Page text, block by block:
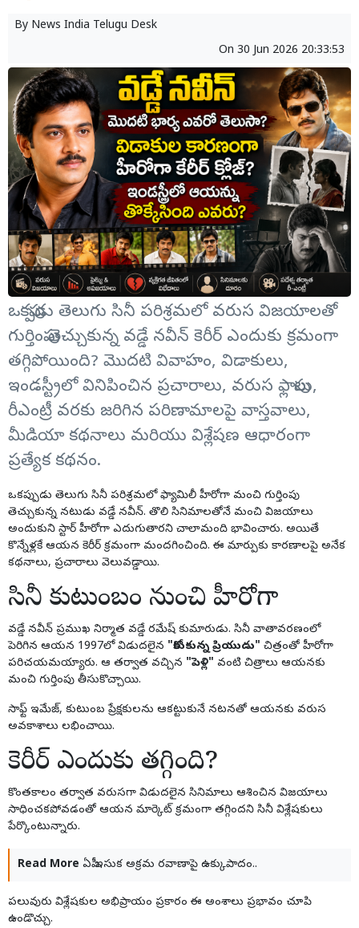
By News India Telugu Desk
On 30 Jun 2026 20:33:53
ఒకప్పుడు తెలుగు సినీ పరిశ్రమలో వరుస విజయాలతో
గుర్తింపు తెచ్చుకున్న వడ్డే నవీన్ కెరీర్ ఎందుకు క్రమంగా
తగ్గిపోయింది? మొదటి వివాహం, విడాకులు,
ఇండస్ట్రీలో వినిపించిన ప్రచారాలు, వరుస ఫ్లాపులు,
రీఎంట్రీ వరకు జరిగిన పరిణామాలపై వాస్తవాలు,
మీడియా కథనాలు మరియు విశ్లేషణ ఆధారంగా
ప్రత్యేక కథనం.
ఒకప్పుడు తెలుగు సినీ పరిశ్రమలో ఫ్యామిలీ హీరోగా మంచి గుర్తింపు
తెచ్చుకున్న నటుడు వడ్డే నవీన్. తొలి సినిమాలతోనే మంచి విజయాలు
అందుకుని స్టార్ హీరోగా ఎదుగుతారని చాలామంది భావించారు. అయితే
కొన్నేళ్లకే ఆయన కెరీర్ క్రమంగా మందగించింది. ఈ మార్పుకు కారణాలపై అనేక
కథనాలు, ప్రచారాలు వెలువడ్డాయి.
సినీ కుటుంబం నుంచి హీరోగా
వడ్డే నవీన్ ప్రముఖ నిర్మాత వడ్డే రమేష్ కుమారుడు. సినీ వాతావరణంలో
పెరిగిన ఆయన 1997లో విడుదలైన "కోరుకున్న ప్రియుడు" చిత్రంతో హీరోగా
పరిచయమయ్యారు. ఆ తర్వాత వచ్చిన "పెళ్లి" వంటి చిత్రాలు ఆయనకు
మంచి గుర్తింపు తీసుకొచ్చాయి.
సాఫ్ట్ ఇమేజ్, కుటుంబ ప్రేక్షకులను ఆకట్టుకునే నటనతో ఆయనకు వరుస
అవకాశాలు లభించాయి.
కెరీర్ ఎందుకు తగ్గింది?
కొంతకాలం తర్వాత వరుసగా విడుదలైన సినిమాలు ఆశించిన విజయాలు
సాధించకపోవడంతో ఆయన మార్కెట్ క్రమంగా తగ్గిందని సినీ విశ్లేషకులు
పేర్కొంటున్నారు.
Read More ఏపీ ఇసుక అక్రమ రవాణాపై ఉక్కుపాదం..
పలువురు విశ్లేషకుల అభిప్రాయం ప్రకారం ఈ అంశాలు ప్రభావం చూపి
ఉండొచ్చు.